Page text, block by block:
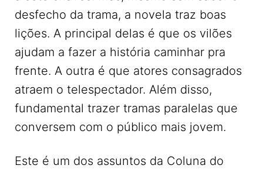
desfecho da trama, a novela traz boas
lições. A principal delas é que os vilões
ajudam a fazer a história caminhar pra
frente. A outra é que atores consagrados
atraem o telespectador. Além disso,
fundamental trazer tramas paralelas que
conversem com o público mais jovem.
Este é um dos assuntos da Coluna do